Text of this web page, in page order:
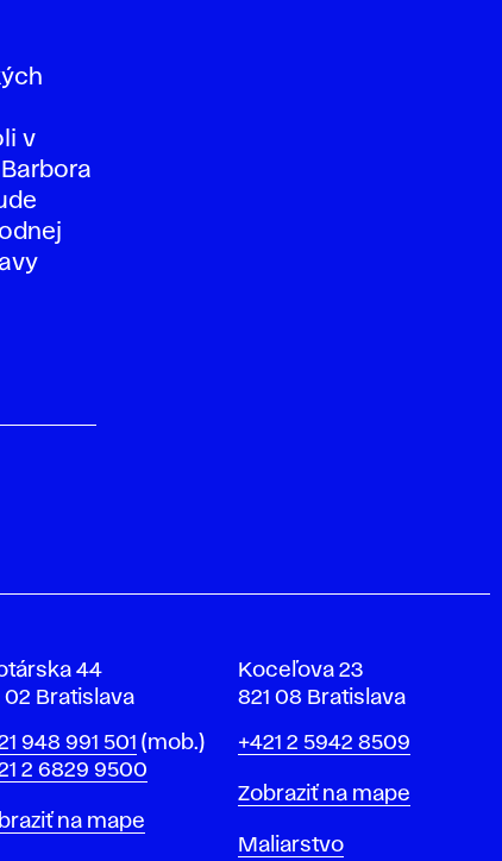
v
44
02 Bratislava
948 991 501 (mob.)
2 6829 9500
na mape
Koceľova 23
821 08 Bratislava
Telefón
+421 2 5942 8509
Mapa
Zobraziť na mape
Katedry
Maliarstvo